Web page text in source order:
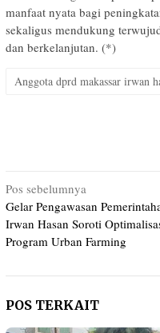
manfaat nyata bagi
sekaligus mendukung
dan berkelanjutan. (*)
Anggota dprd makassar irwan
Navigasi
pos
Pos sebelumnya
Gelar Pengawasan
Irwan Hasan Soroti
Program Urban Farming
POS TERKAIT